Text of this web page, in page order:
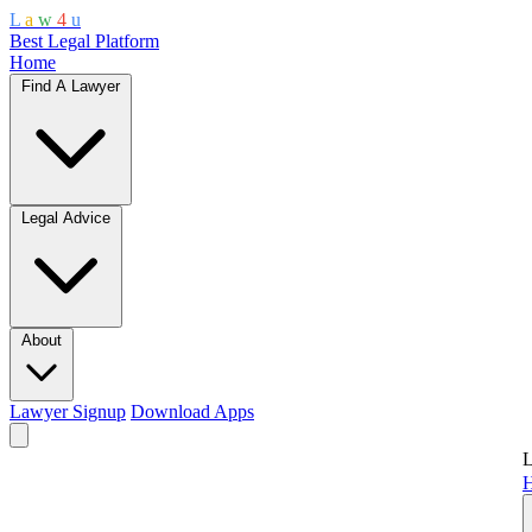
L a w 4 u
Best Legal Platform
Home
Find A Lawyer
Legal Advice
About
Lawyer Signup Download Apps